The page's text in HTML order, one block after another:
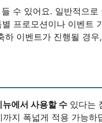
들 수 있어요. 일반적으
프로모션이나 이벤트
하 이벤트가 진행될 경우,
뉴에서 사용할 수 있다는
지 폭넓게 적용 가능하